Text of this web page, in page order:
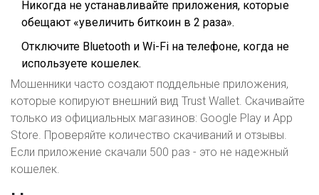
Никогда не устанавливайте приложения, которые
обещают «увеличить биткоин в 2 раза».
Отключите Bluetooth и Wi-Fi на телефоне, когда не
используете кошелек.
Мошенники часто создают поддельные приложения,
которые копируют внешний вид Trust Wallet. Скачивайте
только из официальных магазинов: Google Play и App
Store. Проверяйте количество скачиваний и отзывы.
Если приложение скачали 500 раз - это не надежный
кошелек.